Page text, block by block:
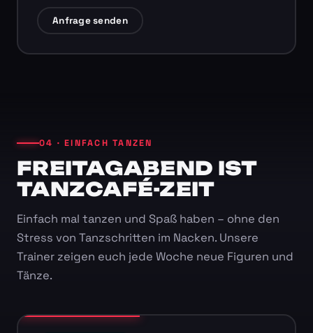
Anfrage senden
04 · EINFACH TANZEN
FREITAGABEND IST
TANZCAFÉ-ZEIT
Einfach mal tanzen und Spaß haben – ohne den
Stress von Tanzschritten im Nacken. Unsere
Trainer zeigen euch jede Woche neue Figuren und
Tänze.